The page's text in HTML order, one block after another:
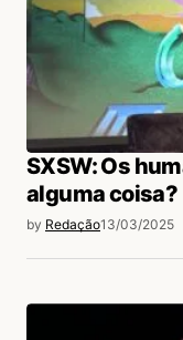
SXSW: Os
alguma coisa?
by Redação13/03/2025